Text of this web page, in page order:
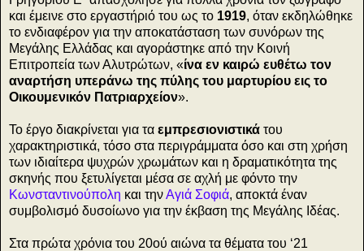
και έμεινε στο εργαστήριό του ως το 1919, όταν εκδηλώθηκε
το ενδιαφέρον για την αποκατάσταση των συνόρων της
Μεγάλης Ελλάδας και αγοράστηκε από την Κοινή
Επιτροπεία των Αλυτρώτων, «ίνα εν καιρώ ευθέτω τον
αναρτήση υπεράνω της πύλης του μαρτυρίου εις το
Οικουμενικόν Πατριαρχείον».
Το έργο διακρίνεται για τα εμπρεσιονιστικά του
χαρακτηριστικά, τόσο στα περιγράμματα όσο και στη χρήση
των ιδιαίτερα ψυχρών χρωμάτων και η δραματικότητα της
σκηνής που ξετυλίγεται μέσα σε αχλή με φόντο την
Κωνσταντινούπολη και τηνΑγιά Σοφιά, αποκτά έναν
συμβολισμό δυσοίωνο για την έκβαση της Μεγάλης Ιδέας.
Στα πρώτα χρόνια του 20ού αιώνα τα θέματα του ‘21